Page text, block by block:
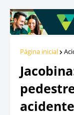
Página inicial